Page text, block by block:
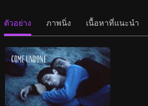
ตัวอย่าง ภาพนิ่ง เนื้อหาที่แนะนำ